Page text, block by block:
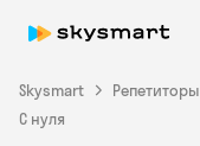
Skysmart Репетиторы
С нуля